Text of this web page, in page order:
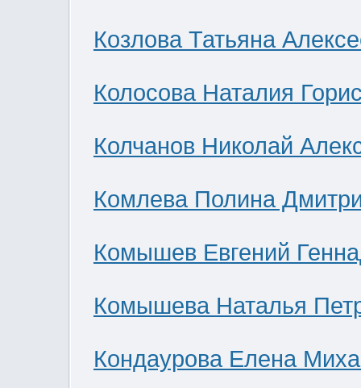
Козлова Татьяна
Колосова Наталия
Колчанов Николай
Комлева Полина
Комышев Евгений
Комышева Наталья
Кондаурова Елена